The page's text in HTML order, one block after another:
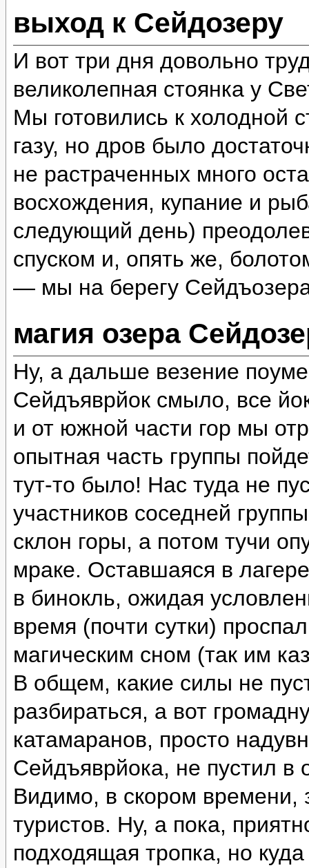
выход к Сейдозеру
И вот три дня довольно
великолепная стоянка у
Мы готовились к холодной
газу, но дров было
не растраченных много
восхождения, купание и
следующий день)
спуском и, опять же,
— мы на берегу
магия озера
Ну, а дальше везение
Сейдъяврйок смыло, все
и от южной части гор мы
опытная часть группы
тут-то было! Нас туда не
участников соседней
склон горы, а потом тучи
мраке. Оставшаяся в
в бинокль, ожидая
время (почти сутки)
магическим сном (так им
В общем, какие силы не
разбираться, а вот
катамаранов, просто
Сейдъяврйока, не пустил в
Видимо, в скором времени,
туристов. Ну, а пока,
подходящая тропка, но